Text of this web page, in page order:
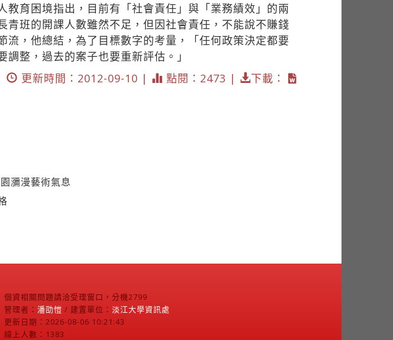
育困境指出，目前有「社會責任」與「業務績效」的兩
班的開課人數雖然不足，但因社會責任，不能說不賺錢
，他總結，為了目標數字的考量，「任何政策決定都要
整，過去的案子也要重新評估。」
更新時間：2012-09-10 | 點閱：2473 | 下載：
瀰漫藝術氣息
個資相關問題請洽受理窗口，分機2799
管理者： 潘劭愷 / 建置單位： 淡江大學資訊處
更新日期：2026-08-06 10:21:43
線上人數：1383